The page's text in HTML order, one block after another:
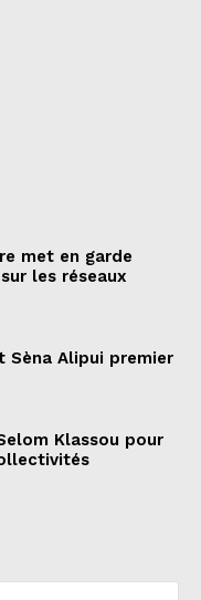
met en garde
les réseaux
Sèna Alipui premier
Klassou pour